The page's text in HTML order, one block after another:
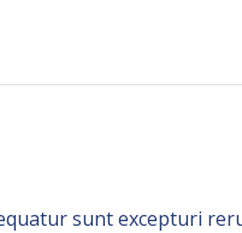
sunt excepturi